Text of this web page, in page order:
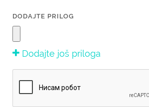
DODAJTE PRILOG
Dodajte još priloga